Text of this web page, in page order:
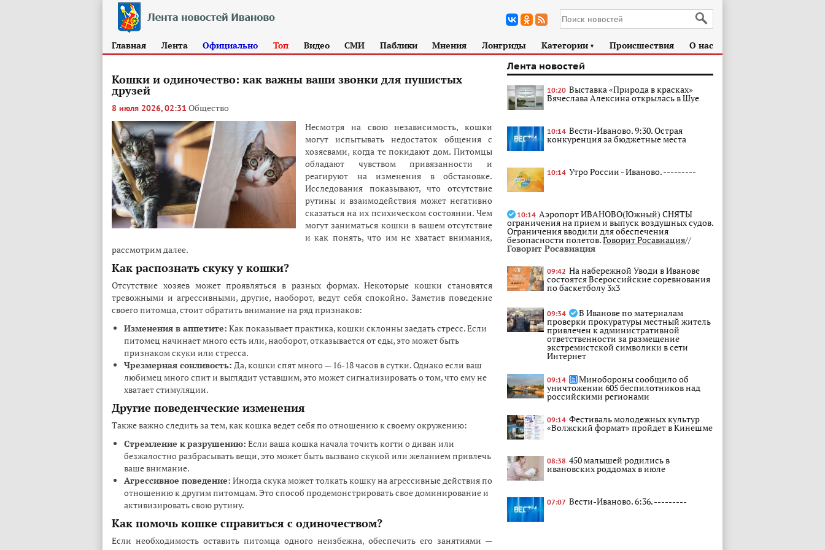
Главная Лента Официально Топ Видео СМИ Паблики Мнения Лонгриды Категории ► Происшествия О нас
Кошки и одиночество: как важны ваши звонки для пушистых
друзей
8 июля 2026, 02:31 Общество
Несмотря на свою независимость, кошки
могут испытывать недостаток общения с
хозяевами, когда те покидают дом. Питомцы
обладают чувством привязанности и
реагируют на изменения в обстановке.
Исследования показывают, что отсутствие
рутины и взаимодействия может негативно
сказаться на их психическом состоянии. Чем
могут заниматься кошки в вашем отсутствие
и как понять, что им не хватает внимания,
рассмотрим далее.
Как распознать скуку у кошки?
Отсутствие хозяев может проявляться в разных формах. Некоторые кошки становятся
тревожными и агрессивными, другие, наоборот, ведут себя спокойно. Заметив поведение
своего питомца, стоит обратить внимание на ряд признаков:
Изменения в аппетите: Как показывает практика, кошки склонны заедать стресс. Если
питомец начинает много есть или, наоборот, отказывается от еды, это может быть
признаком скуки или стресса.
Чрезмерная сонливость: Да, кошки спят много — 16-18 часов в сутки. Однако если ваш
любимец много спит и выглядит уставшим, это может сигнализировать о том, что ему не
хватает стимуляции.
Другие поведенческие изменения
Также важно следить за тем, как кошка ведет себя по отношению к своему окружению:
Стремление к разрушению: Если ваша кошка начала точить когти о диван или
безжалостно разбрасывать вещи, это может быть вызвано скукой или желанием привлечь
ваше внимание.
Агрессивное поведение: Иногда скука может толкать кошку на агрессивные действия по
отношению к другим питомцам. Это способ продемонстрировать свое доминирование и
активизировать свою рутину.
Как помочь кошке справиться с одиночеством?
Если необходимость оставить питомца одного неизбежна, обеспечить его занятиями —
Лента новостей
10:20 Выставка «Природа в красках»
Вячеслава Алексина открылась в Шуе
10:14 Вести-Иваново. 9:30. Острая
конкуренция за бюджетные места
10:14 Утро России - Иваново. ---------
10:14 Аэропорт ИВАНОВО(Южный) СНЯТЫ
ограничения на прием и выпуск воздушных судов.
Ограничения вводили для обеспечения
безопасности полетов.Говорит Росавиация//
Говорит Росавиация
09:42 На набережной Уводи в Иванове
состоятся Всероссийские соревнования
по баскетболу 3x3
09:34 В Иванове по материалам
проверки прокуратуры местный житель
привлечен к административной
ответственности за размещение
экстремистской символики в сети
Интернет
09:14 Минобороны сообщило об
уничтожении 605 беспилотников над
российскими регионами
09:14 Фестиваль молодежных культур
«Волжский формат» пройдет в Кинешме
08:38 450 малышей родились в
ивановских роддомах в июле
07:07 Вести-Иваново. 6:36. ---------